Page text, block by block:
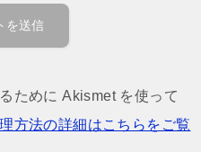
ために Akismet を使って
方法の詳細はこちらをご覧